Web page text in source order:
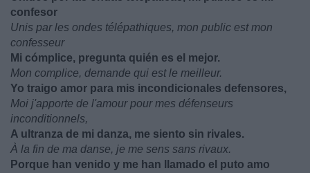
confesor
Unis par les ondes télépathiques, mon public est mon
confesseur
Mi cómplice, pregunta quién es el mejor.
Mon complice, demande qui est le meilleur.
Yo traigo amor para mis incondicionales defensores,
Moi j'apporte de l'amour pour mes défenseurs
inconditionnels,
A ultranza de mi danza, me siento sin rivales.
À la fin de ma danse, je me sens sans rivaux.
Porque han venido y me han llamado el puto amo